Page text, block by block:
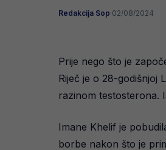
Redakcija Sop·02/08/2024
Prije nego što je
Riječ je o 28-godišnjoj
razinom testosterona.
Imane Khelif je
borbe nakon što je